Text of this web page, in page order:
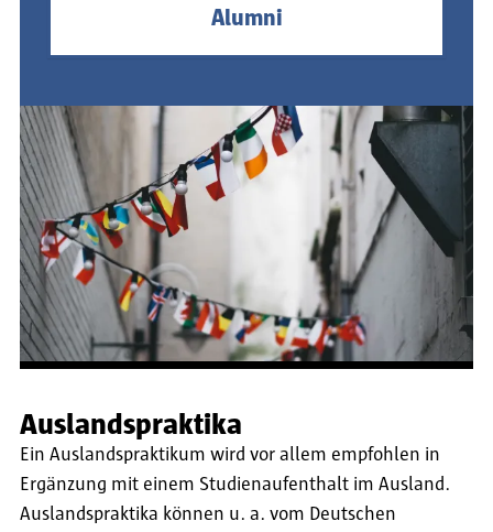
Alumni
Auslandspraktika
Ein Auslandspraktikum wird vor allem empfohlen in
Ergänzung mit einem Studienaufenthalt im Ausland.
Auslandspraktika können u. a. vom Deutschen